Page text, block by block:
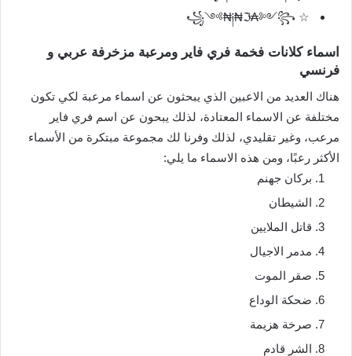
☆ ꧁༺₦༏₦ℑ₳༻꧂
اسماء كلانات فخمة فري فاير ومرعبة مزخرفة عربي و
فرنسي
هناك العديد من الاعبين الذي يبحثون عن اسماء مرعبة لكي تكون
مختلفة عن الاسماء المعتادة، لذلك يبحون عن اسم فري فاير
مرعب، وغير تقليدي، لذلك وفرنا لك مجموعة مبتكرة من الأسماء
الأكثر رعبًا، ومن هذه الاسماء ما يلي:
بركان جهنم
الشيطان
قاتل الملايين
مدمر الاجيال
صقر الموت
ضحكة الوداع
صرخة هزيمة
الشر قادم